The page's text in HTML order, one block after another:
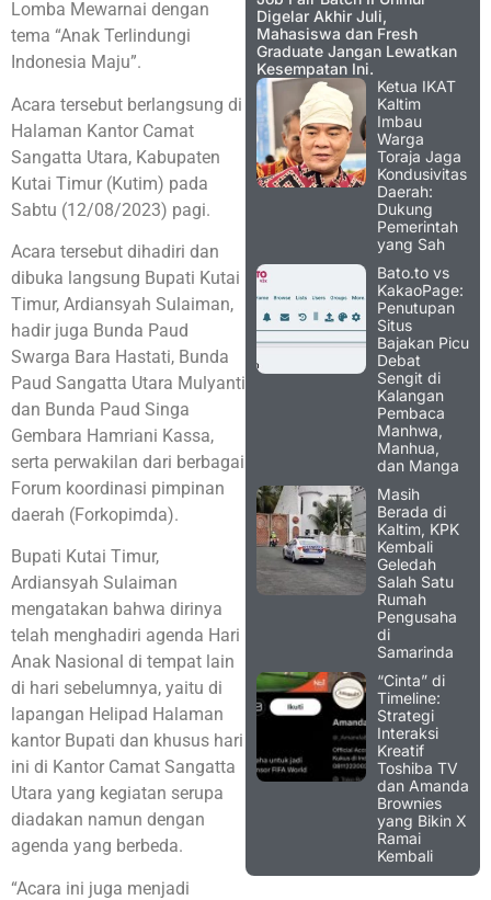
Lomba Mewarnai dengan
tema “Anak Terlindungi
Indonesia Maju”.
Acara tersebut berlangsung di
Halaman Kantor Camat
Sangatta Utara, Kabupaten
Kutai Timur (Kutim) pada
Sabtu (12/08/2023) pagi.
Acara tersebut dihadiri dan
dibuka langsung Bupati Kutai
Timur, Ardiansyah Sulaiman,
hadir juga Bunda Paud
Swarga Bara Hastati, Bunda
Paud Sangatta Utara Mulyanti
dan Bunda Paud Singa
Gembara Hamriani Kassa,
serta perwakilan dari berbagai
Forum koordinasi pimpinan
daerah (Forkopimda).
Bupati Kutai Timur,
Ardiansyah Sulaiman
mengatakan bahwa dirinya
telah menghadiri agenda Hari
Anak Nasional di tempat lain
di hari sebelumnya, yaitu di
lapangan Helipad Halaman
kantor Bupati dan khusus hari
ini di Kantor Camat Sangatta
Utara yang kegiatan serupa
diadakan namun dengan
agenda yang berbeda.
“Acara ini juga menjadi
Digelar Akhir Juli,
Mahasiswa dan Fresh
Graduate Jangan Lewatkan
Kesempatan Ini.
Ketua IKAT
Kaltim
Imbau
Warga
Toraja Jaga
Kondusivitas
Daerah:
Dukung
Pemerintah
yang Sah
Bato.to vs
KakaoPage:
Penutupan
Situs
Bajakan Picu
Debat
Sengit di
Kalangan
Pembaca
Manhwa,
Manhua,
dan Manga
Masih
Berada di
Kaltim, KPK
Kembali
Geledah
Salah Satu
Rumah
Pengusaha
di
Samarinda
“Cinta” di
Timeline:
Strategi
Interaksi
Kreatif
Toshiba TV
dan Amanda
Brownies
yang Bikin X
Ramai
Kembali